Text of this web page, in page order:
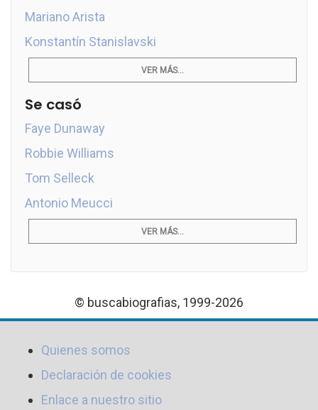
Mariano Arista
Konstantín Stanislavski
VER MÁS...
Se casó
Faye Dunaway
Robbie Williams
Tom Selleck
Antonio Meucci
VER MÁS...
© buscabiografias, 1999-2026
Quienes somos
Declaración de cookies
Enlace a nuestro sitio